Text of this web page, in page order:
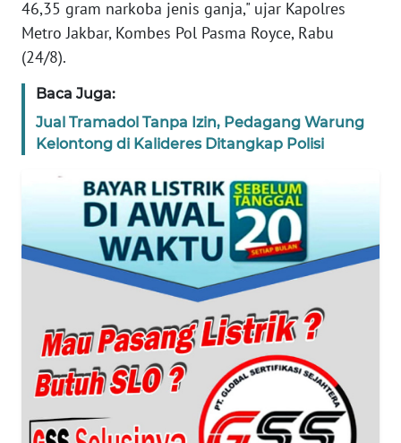
46,35 gram narkoba jenis ganja," ujar Kapolres
Metro Jakbar, Kombes Pol Pasma Royce, Rabu
(24/8).
Baca Juga:
Jual Tramadol Tanpa Izin, Pedagang Warung
Kelontong di Kalideres Ditangkap Polisi
REDAKSI
KARIR
Wahana
SUMUT
WN
JABAR
WN